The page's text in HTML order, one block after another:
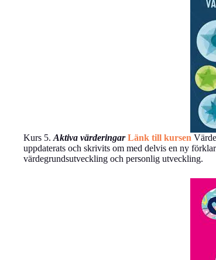
Kurs 5. Aktiva värderingar Länk till kursen
uppdaterats och skrivits om med delvis en ny
värdegrundsutveckling och personlig utveckling.